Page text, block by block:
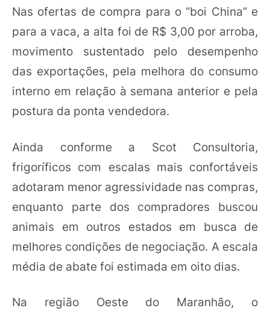
Nas ofertas de compra para o “boi China” e
para a vaca, a alta foi de R$ 3,00 por arroba,
movimento sustentado pelo desempenho
das exportações, pela melhora do consumo
interno em relação à semana anterior e pela
postura da ponta vendedora.
Ainda conforme a Scot Consultoria,
frigoríficos com escalas mais confortáveis
adotaram menor agressividade nas compras,
enquanto parte dos compradores buscou
animais em outros estados em busca de
melhores condições de negociação. A escala
média de abate foi estimada em oito dias.
Na região Oeste do Maranhão, o